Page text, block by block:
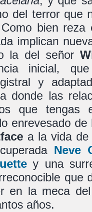
del terror que
bien
implican
la del señor
inicial,
y
donde las
que tengas
enrevesado
a la vida de
Neve
y una
que
en la meca
años.